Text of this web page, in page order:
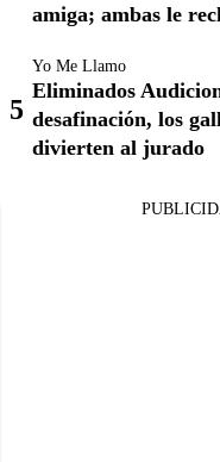
amiga; ambas le
Yo Me Llamo
Eliminados
desafinación, los
divierten al jurado